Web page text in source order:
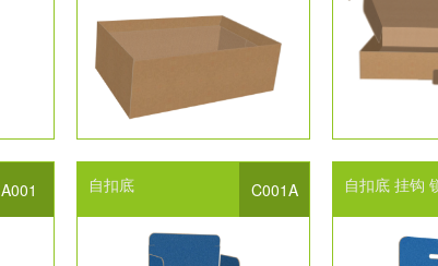
化妆品包装化妆品包装设计 包装盒结构包装设计
A001 自扣底 C001A 自扣底 挂钩